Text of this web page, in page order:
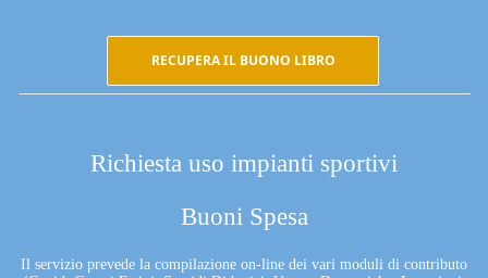
RECUPERA IL BUONO LIBRO
Richiesta uso impianti sportivi
Buoni Spesa
Il servizio prevede la compilazione on-line dei vari moduli di contributo